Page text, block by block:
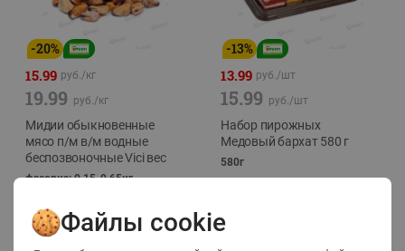
-20%
15.99 руб./кг
19.99 руб./кг
Мидии обыкновенные
мясо п/м в/м водные
беспозвоночные Vici вес
фасовка: 0,15-0,65кг
-13%
13.99 руб./шт
15.99 руб./шт
Набор пирожных
Медовый бархат 580 г
580г
Файлы cookie